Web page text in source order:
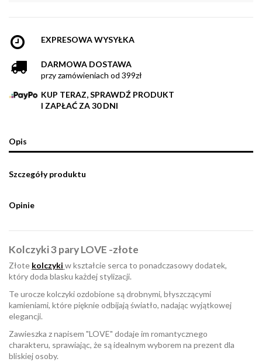
EXPRESOWA WYSYŁKA
DARMOWA DOSTAWA
przy zamówieniach od 399zł
KUP TERAZ, SPRAWDŹ PRODUKT
I ZAPŁAĆ ZA 30 DNI
Opis
Szczegóły produktu
Opinie
Kolczyki 3 pary LOVE -złote
Złote kolczyki w kształcie serca to ponadczasowy dodatek,
który doda blasku każdej stylizacji.
Te urocze kolczyki ozdobione są drobnymi, błyszczącymi
kamieniami, które pięknie odbijają światło, nadając wyjątkowej
elegancji.
Zawieszka z napisem "LOVE" dodaje im romantycznego
charakteru, sprawiając, że są idealnym wyborem na prezent dla
bliskiej osoby.